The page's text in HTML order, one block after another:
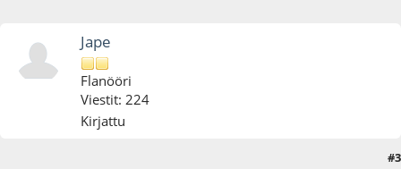
Jape
Flanööri
Viestit: 224
Kirjattu
#3